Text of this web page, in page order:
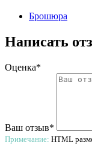
Брошюра
Написать
Оценка*
Ваш отзыв*
Примечание: HTML